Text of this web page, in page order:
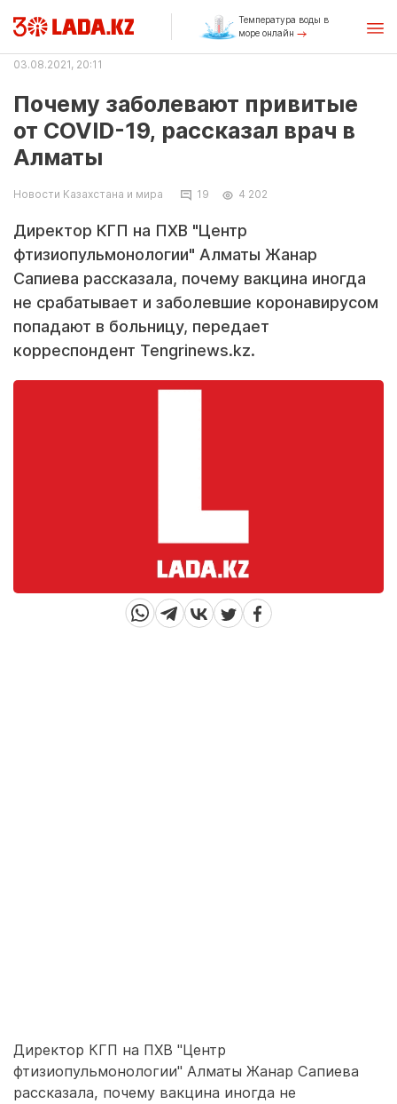
Температура воды в
море онлайн
03.08.2021, 20:11
Почему заболевают привитые
от COVID-19, рассказал врач в
Алматы
Новости Казахстана и мира 19 4 202
Директор КГП на ПХВ "Центр
фтизиопульмонологии" Алматы Жанар
Сапиева рассказала, почему вакцина иногда
не срабатывает и заболевшие коронавирусом
попадают в больницу, передает
корреспондент Tengrinews.kz.
Директор КГП на ПХВ "Центр
фтизиопульмонологии" Алматы Жанар Сапиева
рассказала, почему вакцина иногда не